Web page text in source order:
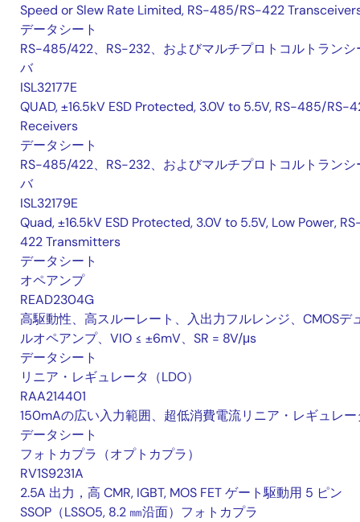
Speed or Slew Rate Limited, RS-485/RS-422
データシート
RS-485/422、RS-232、およびマルチプロトコルトランシ
バ
ISL32177E
QUAD, ±16.5kV ESD Protected, 3.0V to 5.5V, RS-485/RS-
Receivers
データシート
RS-485/422、RS-232、およびマルチプロトコルトランシ
バ
ISL32179E
Quad, ±16.5kV ESD Protected, 3.0V to 5.5V, Low Power,
422 Transmitters
データシート
オペアンプ
READ2304G
高駆動性、高スルーレート、入出力フルレンジ、CMOSデ
ルオペアンプ、VIO ≤ ±6mV、SR = 8V/μs
データシート
リニア・レギュレータ（LDO）
RAA214401
150mAの広い入力範囲、超低消費電流リニア・レギュレー
データシート
フォトカプラ（オプトカプラ）
RV1S9231A
2.5A 出力，高 CMR, IGBT, MOS FET ゲート駆動用 5 ピン
SSOP（LSSO5, 8.2 ㎜沿面）フォトカプラ